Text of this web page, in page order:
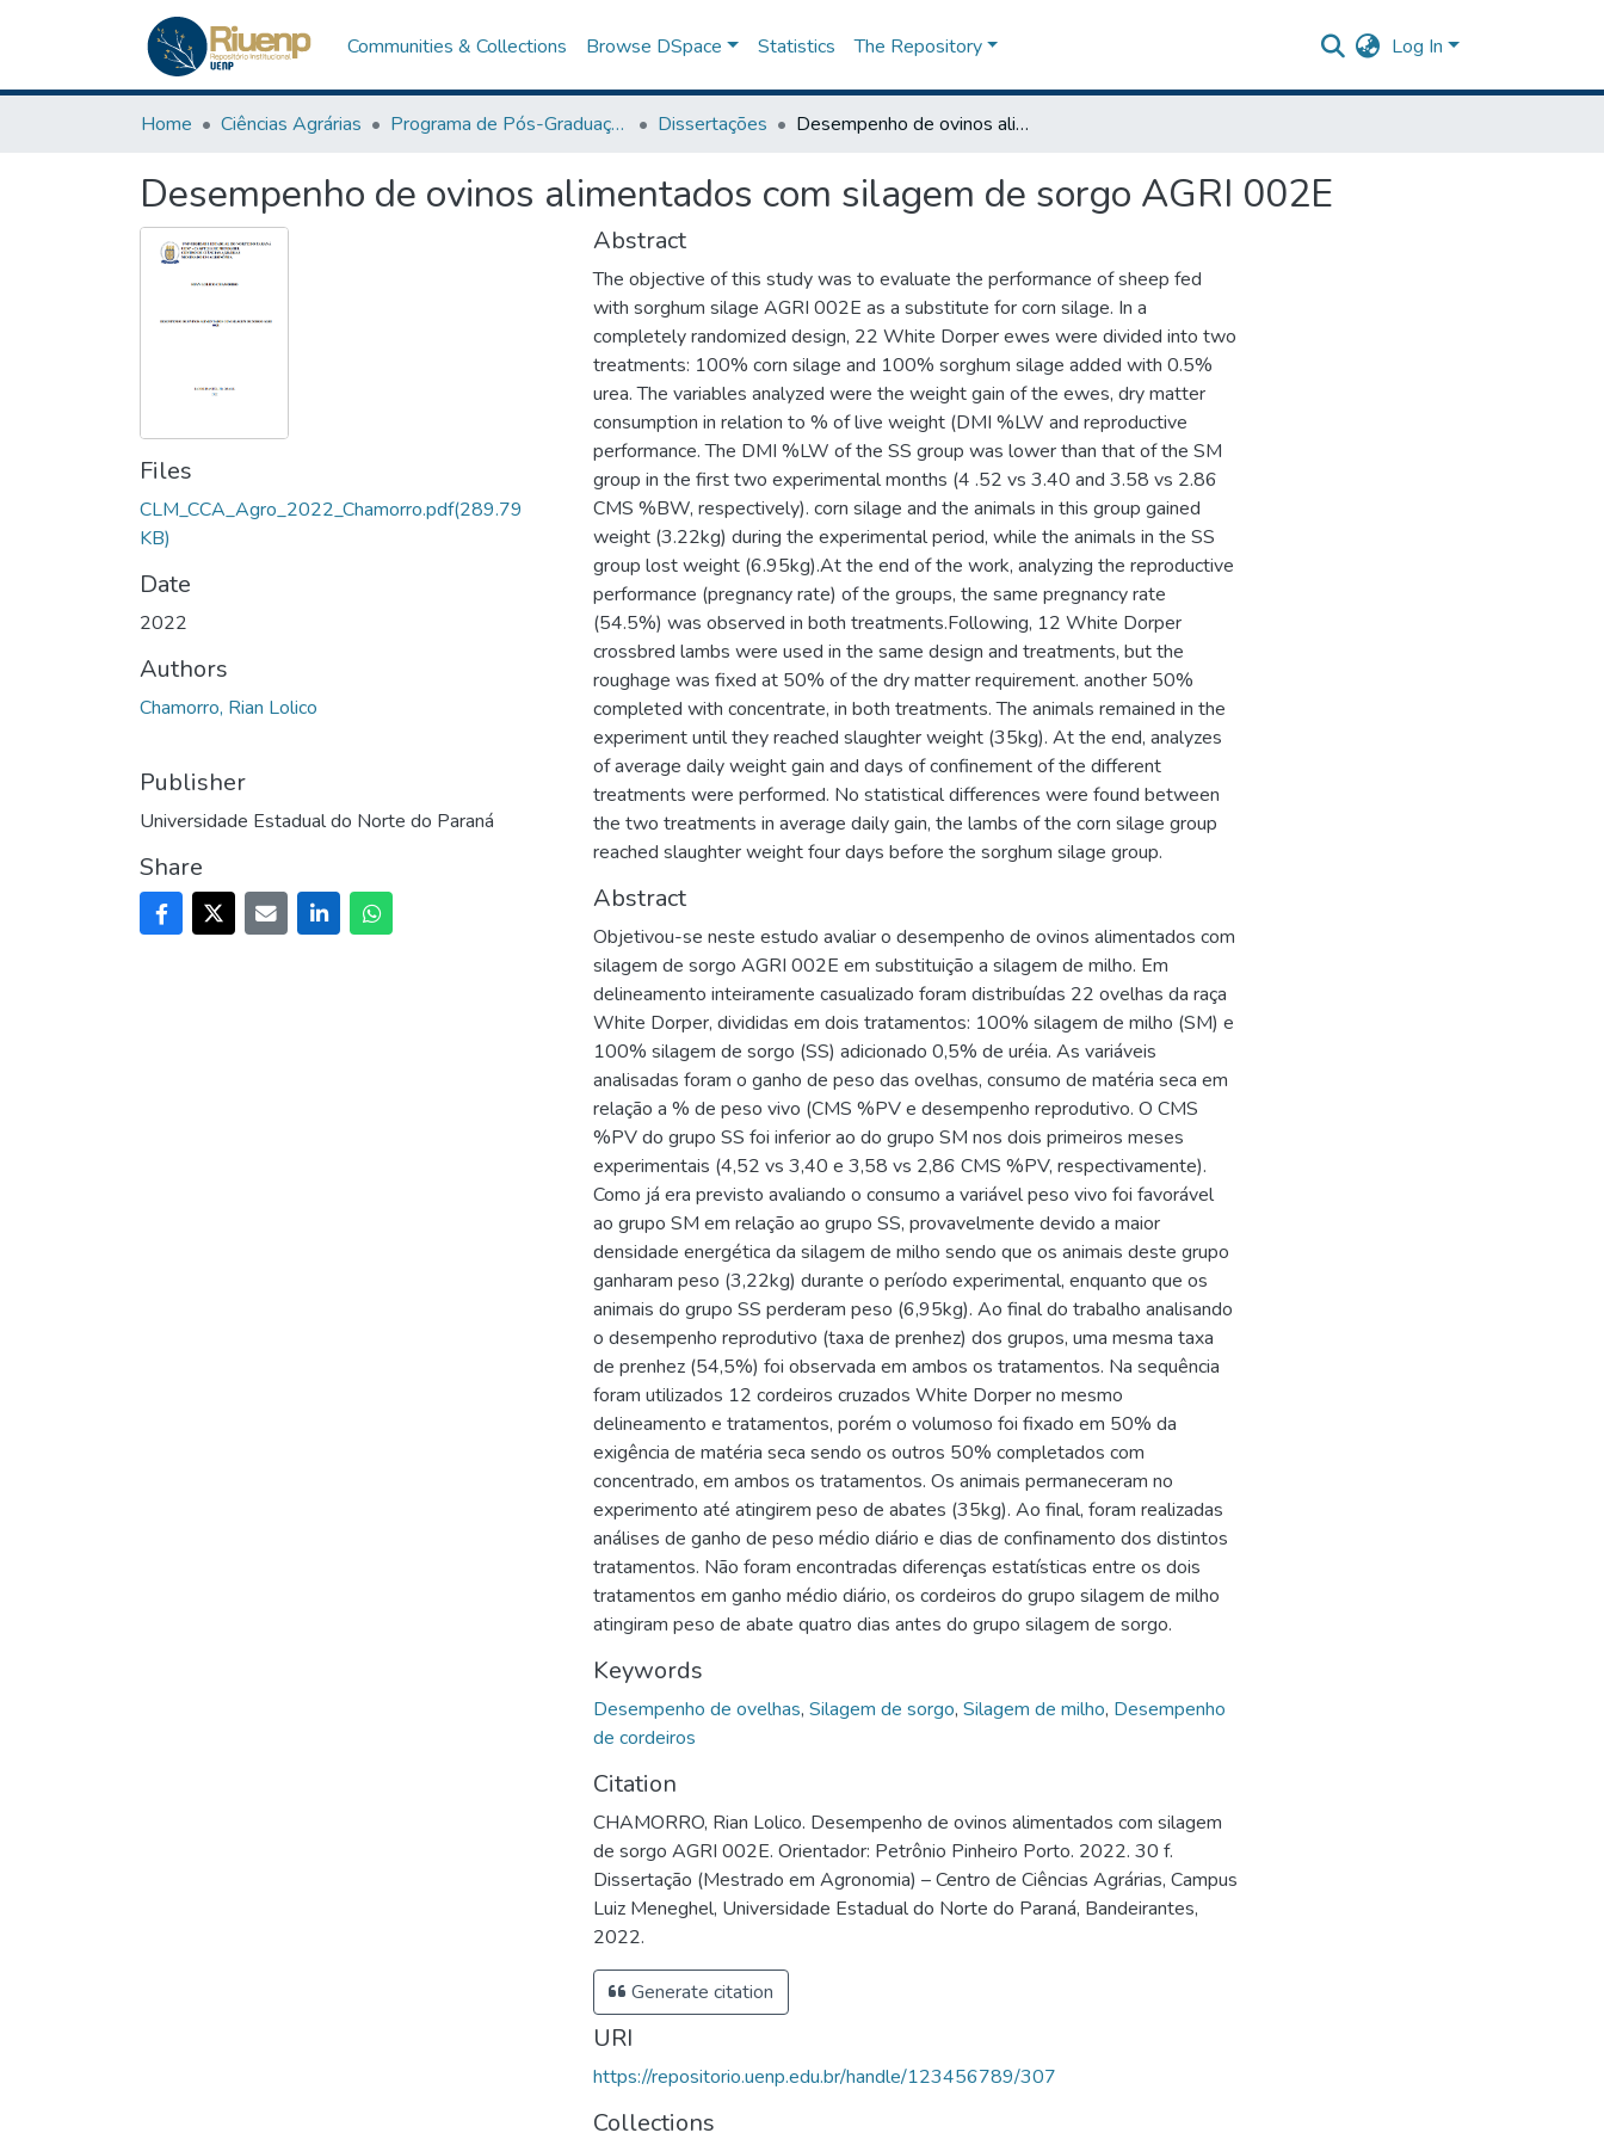
Communities & Collections Browse DSpace Statistics The Repository Log In
Home Ciências Agrárias Programa de Pós-Graduação em Agronomia Dissertações Desempenho de ovinos alimentados com silagem de sorgo AGRI 002E
Desempenho de ovinos alimentados com silagem de sorgo AGRI 002E
Files
CLM_CCA_Agro_2022_Chamorro.pdf(289.79
KB)
Date
2022
Authors
Chamorro, Rian Lolico
Publisher
Universidade Estadual do Norte do Paraná
Share
Abstract
The objective of this study was to evaluate the performance of sheep fed
with sorghum silage AGRI 002E as a substitute for corn silage. In a
completely randomized design, 22 White Dorper ewes were divided into two
treatments: 100% corn silage and 100% sorghum silage added with 0.5%
urea. The variables analyzed were the weight gain of the ewes, dry matter
consumption in relation to % of live weight (DMI %LW and reproductive
performance. The DMI %LW of the SS group was lower than that of the SM
group in the first two experimental months (4 .52 vs 3.40 and 3.58 vs 2.86
CMS %BW, respectively). corn silage and the animals in this group gained
weight (3.22kg) during the experimental period, while the animals in the SS
group lost weight (6.95kg).At the end of the work, analyzing the reproductive
performance (pregnancy rate) of the groups, the same pregnancy rate
(54.5%) was observed in both treatments.Following, 12 White Dorper
crossbred lambs were used in the same design and treatments, but the
roughage was fixed at 50% of the dry matter requirement. another 50%
completed with concentrate, in both treatments. The animals remained in the
experiment until they reached slaughter weight (35kg). At the end, analyzes
of average daily weight gain and days of confinement of the different
treatments were performed. No statistical differences were found between
the two treatments in average daily gain, the lambs of the corn silage group
reached slaughter weight four days before the sorghum silage group.
Abstract
Objetivou-se neste estudo avaliar o desempenho de ovinos alimentados com
silagem de sorgo AGRI 002E em substituição a silagem de milho. Em
delineamento inteiramente casualizado foram distribuídas 22 ovelhas da raça
White Dorper, divididas em dois tratamentos: 100% silagem de milho (SM) e
100% silagem de sorgo (SS) adicionado 0,5% de uréia. As variáveis
analisadas foram o ganho de peso das ovelhas, consumo de matéria seca em
relação a % de peso vivo (CMS %PV e desempenho reprodutivo. O CMS
%PV do grupo SS foi inferior ao do grupo SM nos dois primeiros meses
experimentais (4,52 vs 3,40 e 3,58 vs 2,86 CMS %PV, respectivamente).
Como já era previsto avaliando o consumo a variável peso vivo foi favorável
ao grupo SM em relação ao grupo SS, provavelmente devido a maior
densidade energética da silagem de milho sendo que os animais deste grupo
ganharam peso (3,22kg) durante o período experimental, enquanto que os
animais do grupo SS perderam peso (6,95kg). Ao final do trabalho analisando
o desempenho reprodutivo (taxa de prenhez) dos grupos, uma mesma taxa
de prenhez (54,5%) foi observada em ambos os tratamentos. Na sequência
foram utilizados 12 cordeiros cruzados White Dorper no mesmo
delineamento e tratamentos, porém o volumoso foi fixado em 50% da
exigência de matéria seca sendo os outros 50% completados com
concentrado, em ambos os tratamentos. Os animais permaneceram no
experimento até atingirem peso de abates (35kg). Ao final, foram realizadas
análises de ganho de peso médio diário e dias de confinamento dos distintos
tratamentos. Não foram encontradas diferenças estatísticas entre os dois
tratamentos em ganho médio diário, os cordeiros do grupo silagem de milho
atingiram peso de abate quatro dias antes do grupo silagem de sorgo.
Keywords
Desempenho de ovelhas, Silagem de sorgo, Silagem de milho, Desempenho
de cordeiros
Citation
CHAMORRO, Rian Lolico. Desempenho de ovinos alimentados com silagem
de sorgo AGRI 002E. Orientador: Petrônio Pinheiro Porto. 2022. 30 f.
Dissertação (Mestrado em Agronomia) – Centro de Ciências Agrárias, Campus
Luiz Meneghel, Universidade Estadual do Norte do Paraná, Bandeirantes,
2022.
Generate citation
URI
https://repositorio.uenp.edu.br/handle/123456789/307
Collections